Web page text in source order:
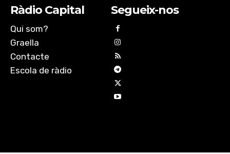
Ràdio Capital
Qui som?
Graella
Contacte
Escola de ràdio
Segueix-nos